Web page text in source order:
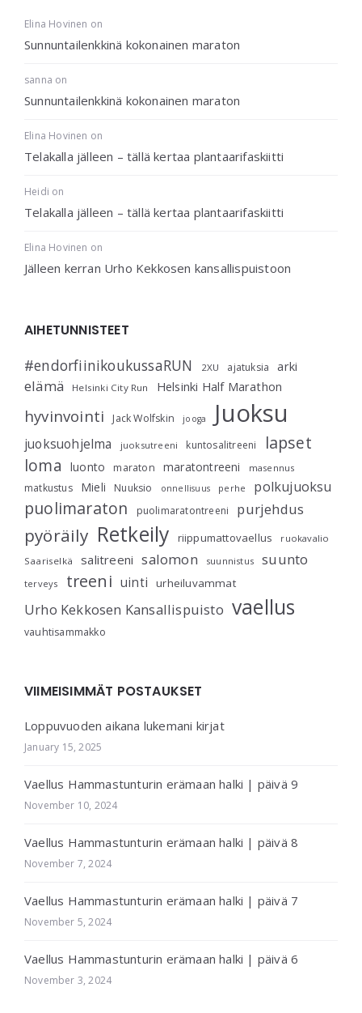
Elina Hovinen on
Sunnuntailenkkinä kokonainen maraton
sanna on
Sunnuntailenkkinä kokonainen maraton
Elina Hovinen on
Telakalla jälleen – tällä kertaa plantaarifaskiitti
Heidi on
Telakalla jälleen – tällä kertaa plantaarifaskiitti
Elina Hovinen on
Jälleen kerran Urho Kekkosen kansallispuistoon
AIHETUNNISTEET
#endorfiinikoukussaRUN 2XU ajatuksia arki
elämä Helsinki City Run Helsinki Half Marathon
hyvinvointi Jack Wolfskin jooga Juoksu
juoksuohjelma juoksutreeni kuntosalitreeni
lapset
loma
luonto maraton maratontreeni masennus
matkustus Mieli Nuuksio onnellisuus perhe polkujuoksu
puolimaraton puolimaratontreeni purjehdus
pyöräily Retkeily riippumattovaellus
ruokavalio
Saariselkä
salitreeni salomon suunnistus suunto
terveys treeni uinti urheiluvammat
Urho Kekkosen Kansallispuisto vaellus
vauhtisammakko
VIIMEISIMMÄT POSTAUKSET
Loppuvuoden aikana lukemani kirjat
January 15, 2025
Vaellus Hammastunturin erämaan halki | päivä 9
November 10, 2024
Vaellus Hammastunturin erämaan halki | päivä 8
November 7, 2024
Vaellus Hammastunturin erämaan halki | päivä 7
November 5, 2024
Vaellus Hammastunturin erämaan halki | päivä 6
November 3, 2024